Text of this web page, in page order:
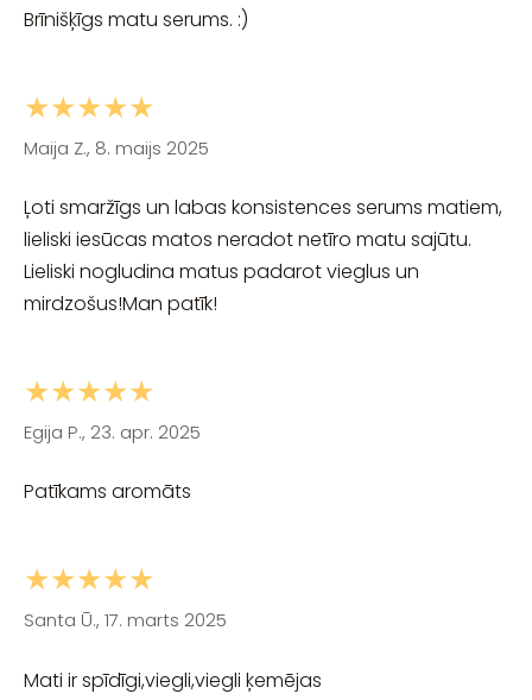
Brīnišķīgs matu serums. :)
★★★★★
Maija Z., 8. maijs 2025
Ļoti smaržīgs un labas konsistences serums matiem,
lieliski iesūcas matos neradot netīro matu sajūtu.
Lieliski nogludina matus padarot vieglus un
mirdzošus!Man patīk!
★★★★★
Egija P., 23. apr. 2025
Patīkams aromāts
★★★★★
Santa Ū., 17. marts 2025
Mati ir spīdīgi,viegli,viegli ķemējas